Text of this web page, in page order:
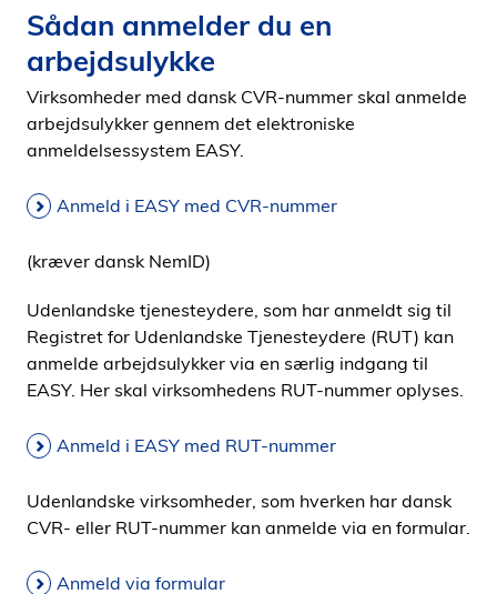
Sådan anmelder du en
arbejdsulykke
Virksomheder med dansk CVR-nummer skal anmelde
arbejdsulykker gennem det elektroniske
anmeldelsessystem EASY.
Anmeld i EASY med CVR-nummer
(kræver dansk NemID)
Udenlandske tjenesteydere, som har anmeldt sig til
Registret for Udenlandske Tjenesteydere (RUT) kan
anmelde arbejdsulykker via en særlig indgang til
EASY. Her skal virksomhedens RUT-nummer oplyses.
Anmeld i EASY med RUT-nummer
Udenlandske virksomheder, som hverken har dansk
CVR- eller RUT-nummer kan anmelde via en formular.
Anmeld via formular